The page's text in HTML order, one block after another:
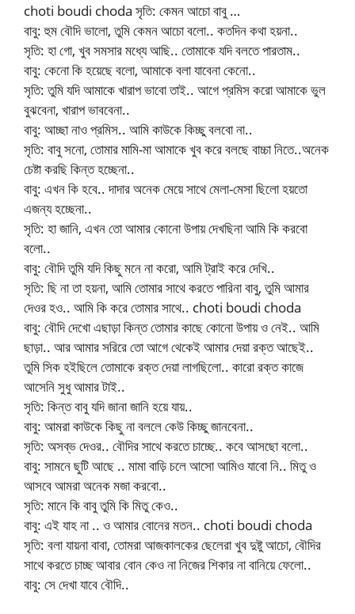
choti boudi choda সৃতি: কেমন আচো বাবু …
বাবু: হুম বৌদি ভালো, তুমি কেমন আচো বলো.. কতদিন কথা হয়না..
সৃতি: হা গো, খুব সমসার মধ্যে আছি.. তোমাকে যদি বলতে পারতাম..
বাবু: কেনো কি হয়েছে বলো, আমাকে বলা যাবেনা কেনো..
সৃতি: তুমি যদি আমাকে খারাপ ভাবো তাই.. আগে প্রমিস করো আমাকে ভুল
বুঝবেনা, খারাপ ভাববেনা..
বাবু: আচ্ছা নাও প্রমিস.. আমি কাউকে কিচ্ছু বলবো না..
সৃতি: বাবু সনো, তোমার মামি-মা আমাকে খুব করে বলছে বাচ্চা নিতে..অনেক
চেষ্টা করছি কিন্ত হচ্ছেনা..
বাবু: এখন কি হবে.. দাদার অনেক মেয়ে সাথে মেলা-মেসা ছিলো হয়তো
এজন্য হচ্ছেনা..
সৃতি: হা জানি, এখন তো আমার কোনো উপায় দেখছিনা আমি কি করবো
বলো..
বাবু: বৌদি তুমি যদি কিছু মনে না করো, আমি ট্রাই করে দেখি..
সৃতি: ছি না তা হয়না, আমি তোমার সাথে করতে পারিনা বাবু, তুমি আমার
দেওর হও.. আমি কি করে তোমার সাথে.. choti boudi choda
বাবু: বৌদি দেখো এছাড়া কিন্ত তোমার কাছে কোনো উপায় ও নেই.. আমি
ছাড়া.. আর আমার সরিরে তো আগে থেকেই আমার দেয়া রক্ত আছেই..
তুমি সিক হইছিলে তোমাকে রক্ত দেয়া লাগছিলো.. কারো রক্ত কাজে
আসেনি সুধু আমার টাই..
সৃতি: কিন্ত বাবু যদি জানা জানি হয়ে যায়..
বাবু: আমরা কাউকে কিছু না বললে কেউ কিচ্ছু জানবেনা..
সৃতি: অসব্ভ দেওর.. বৌদির সাথে করতে চাচ্ছে.. কবে আসছো বলো..
বাবু: সামনে ছুটি আছে .. মামা বাড়ি চলে আসো আমিও যাবো নি.. মিতু ও
আসবে আমরা অনেক মজা করবো..
সৃতি: মানে কি বাবু তুমি কি মিতু কেও..
বাবু: এই যাহ না .. ও আমার বোনের মতন.. choti boudi choda
সৃতি: বলা যায়না বাবা, তোমরা আজকালকের ছেলেরা খুব দুষ্টু আচো, বৌদির
সাথে করতে চাচ্ছ আবার বোন কেও না নিজের শিকার না বানিয়ে ফেলো..
বাবু: সে দেখা যাবে বৌদি..